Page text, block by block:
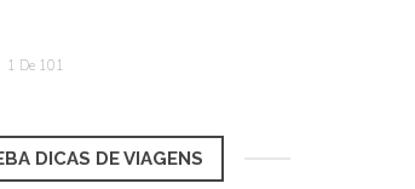
1 De 101
DICAS DE VIAGENS